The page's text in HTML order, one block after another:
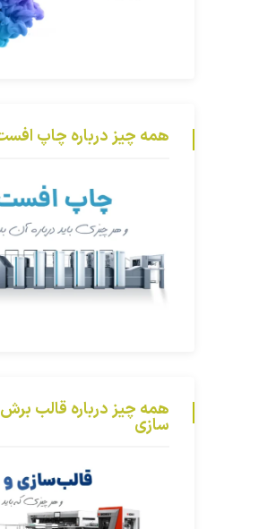
همه چیز درباره چاپ
همه چیز درباره قالب
سازی